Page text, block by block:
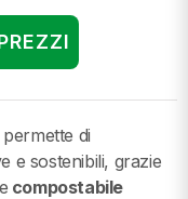
di
e sostenibili, grazie
e compostabile